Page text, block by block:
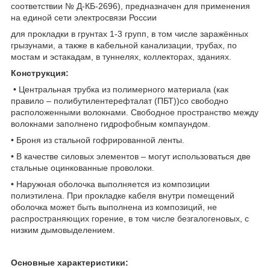
соответствии № Д-КБ-2696), предназначен для применения
на единой сети электросвязи России
для прокладки в грунтах 1-3 групп, в том числе заражённых
грызунами, а также в кабельной канализации, трубах, по
мостам и эстакадам, в туннелях, коллекторах, зданиях.
Конструкция:
• Центральная трубка из полимерного материала (как
правило – полибутилентерефталат (ПБТ))со свободно
расположенными волокнами. Свободное пространство между
волокнами заполнено гидрофобным компаундом.
• Броня из стальной гофрированной ленты.
• В качестве силовых элементов – могут использоваться две
стальные оцинкованные проволоки.
• Наружная оболочка выполняется из композиции
полиэтилена. При прокладке кабеля внутри помещений
оболочка может быть выполнена из композиций, не
распространяющих горение, в том числе безгалогеновых, с
низким дымовыделением.
Основные характеристики: